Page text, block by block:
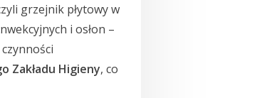
grzejnik płytowy w
i osłon –
Zakładu Higieny, co